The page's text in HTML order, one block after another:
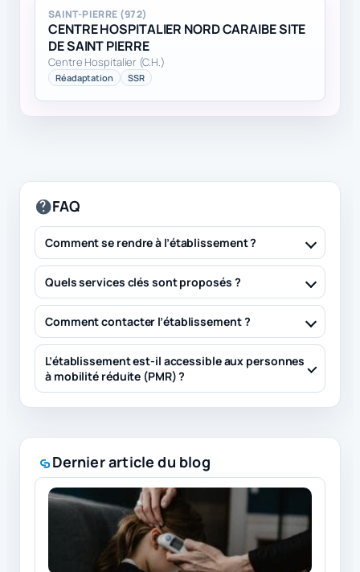
SAINT-PIERRE (972)
CENTRE HOSPITALIER NORD CARAIBE SITE
DE SAINT PIERRE
Centre Hospitalier (C.H.)
Réadaptation SSR
Dernier article du blog
FAQ
Comment se rendre à l’établissement ?
Quels services clés sont proposés ?
Comment contacter l’établissement ?
L’établissement est-il accessible aux personnes
à mobilité réduite (PMR) ?